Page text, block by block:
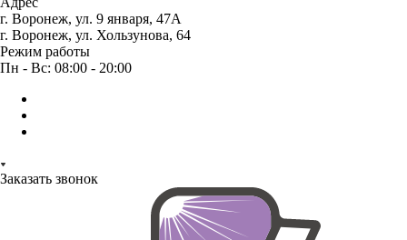
г. Воронеж, ул. 9 января, 47А
г. Воронеж, ул. Хользунова, 64
Режим работы
Пн - Вс: 08:00 - 20:00
Заказать звонок